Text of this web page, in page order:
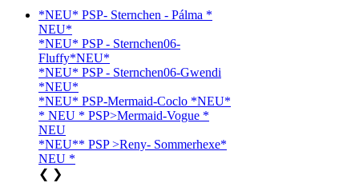
*NEU* PSP- Sternchen - Pálma *
NEU*
*NEU* PSP - Sternchen06-
Fluffy*NEU*
*NEU* PSP - Sternchen06-Gwendi
*NEU*
*NEU* PSP-Mermaid-Coclo *NEU*
* NEU * PSP>Mermaid-Vogue *
NEU
*NEU** PSP >Reny- Sommerhexe*
NEU *
❮ ❯